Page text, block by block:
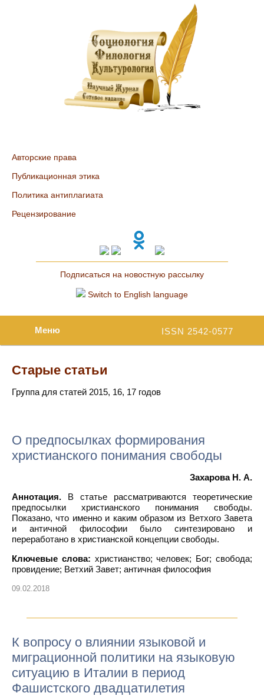
Авторские права
Публикационная этика
Политика антиплагиата
Рецензирование
Подписаться на новостную рассылку
Switch to English language
ISSN 2542-0577
Меню
Старые статьи
Группа для статей 2015, 16, 17 годов
О предпосылках формирования
христианского понимания свободы
Захарова Н. А.
Аннотация. В статье рассматриваются теоретические
предпосылки христианского понимания свободы.
Показано, что именно и каким образом из Ветхого Завета
и античной философии было синтезировано и
переработано в христианской концепции свободы.
Ключевые слова: христианство; человек; Бог; свобода;
провидение; Ветхий Завет; античная философия
09.02.2018
К вопросу о влиянии языковой и
миграционной политики на языковую
ситуацию в Италии в период
Фашистского двадцатилетия